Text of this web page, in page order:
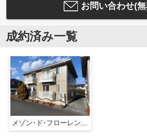
お問い合わせ(
成約済み一覧
メゾン･ド･フローレンス Ｃ